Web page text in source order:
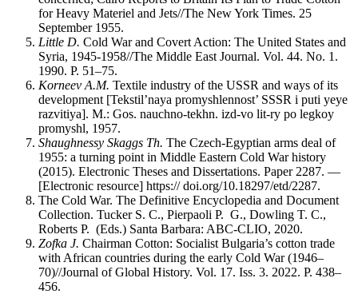
for Heavy Materiel and Jets//The New York Times. 25
September 1955.
Little D. Cold War and Covert Action: The United States and
Syria, 1945-1958//The Middle East Journal. Vol. 44. No. 1.
1990. Р. 51–75.
Korneev A.M. Textile industry of the USSR and ways of its
development [Tekstil’naya promyshlennost’ SSSR i puti yeye
razvitiya]. M.: Gos. nauchno-tekhn. izd-vo lit-ry po legkoy
promyshl, 1957.
Shaughnessy Skaggs Th. The Czech-Egyptian arms deal of
1955: a turning point in Middle Eastern Cold War history
(2015). Electronic Theses and Dissertations. Paper 2287. —
[Electronic resource] https:// doi.org/10.18297/etd/2287.
The Cold War. The Definitive Encyclopedia and Document
Collection. Tucker S. C., Pierpaoli P. G., Dowling T. C.,
Roberts P. (Eds.) Santa Barbara: ABC-CLIO, 2020.
Zofka J. Chairman Cotton: Socialist Bulgaria’s cotton trade
with African countries during the early Cold War (1946–
70)//Journal of Global History. Vol. 17. Iss. 3. 2022. Р. 438–
456.